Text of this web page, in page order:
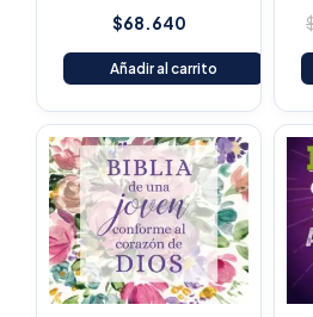
$68.640
Añadir al carrito
Original
price
was:
$154.000.
Current
price
is: